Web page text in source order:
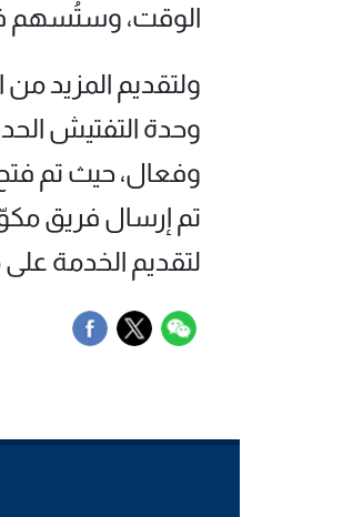
الوقت، وستُسهم
ولتقديم المزيد
وحدة التفتيش
وفعال، حيث تم
تم إرسال فريق
لتقديم الخدمة